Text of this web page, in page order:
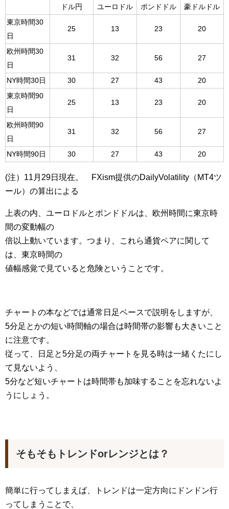
ドル円
ユーロドル
ポンドドル
豪ドルドル
東京時間30
日
25 13 23 20
欧州時間30
日
31 32 56 27
NY時間30日 30 27 43
20
東京時間90
日
25 13 23 20
欧州時間90
日
31 32 56 27
NY時間90日 30 27 43 20
(注）11月29日現在。 FXism提供のDailyVolatility（MT4ツ
ール）の算出による
上表の内、ユーロドルとポンドドルは、欧州時間に東京時
間の変動幅の
倍以上動いています。つまり、これら通貨ペアに関して
は、東京時間の
値幅感覚で見ていると危険ということです。
チャートの本などでは通常日足ベースで説明をしますが、
5分足とかの短い時間軸の場合は時間帯の影響も大きいこと
に注意です。
従って、日足と5分足の両チャートを見る時は一緒くたにし
て見ないよう、
5分など短いチャートは時間帯も加味することを忘れないよ
うにしょう。
そもそもトレンドorレンジとは？
簡単に行ってしまえば、トレンドは一定方向にドンドン行
ってしまうことで、